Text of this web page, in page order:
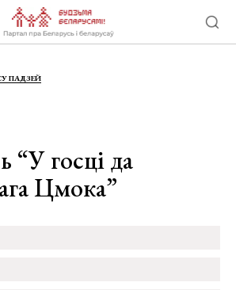
ПАДЗЕЙ
“У госці да
Цмока”